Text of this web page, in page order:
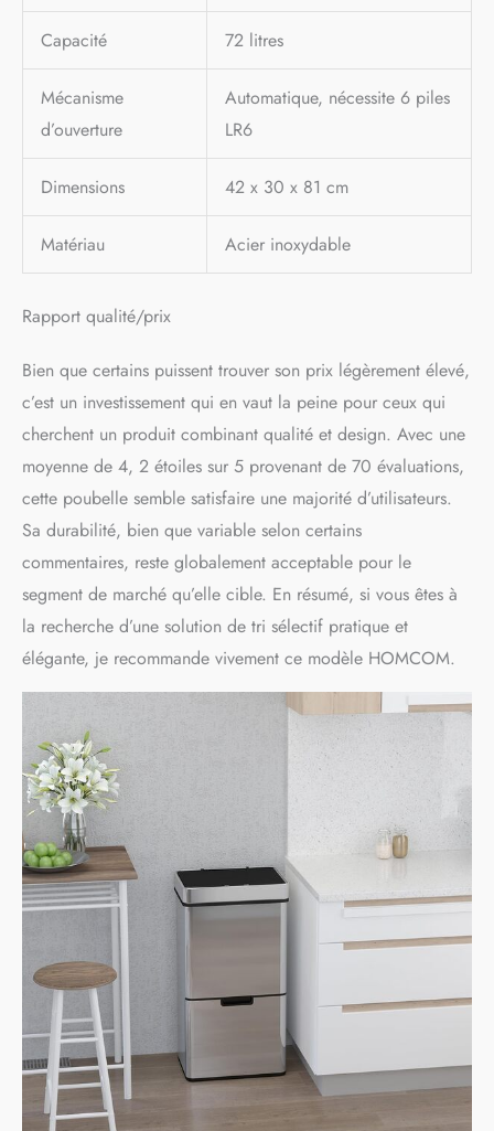
Capacité 72 litres
Mécanisme
d’ouverture
Automatique, nécessite 6 piles
LR6
Dimensions 42 x 30 x 81 cm
Matériau Acier inoxydable
Rapport qualité/prix
Bien que certains puissent trouver son prix légèrement élevé,
c’est un investissement qui en vaut la peine pour ceux qui
cherchent un produit combinant qualité et design. Avec une
moyenne de 4, 2 étoiles sur 5 provenant de 70 évaluations,
cette poubelle semble satisfaire une majorité d’utilisateurs.
Sa durabilité, bien que variable selon certains
commentaires, reste globalement acceptable pour le
segment de marché qu’elle cible. En résumé, si vous êtes à
la recherche d’une solution de tri sélectif pratique et
élégante, je recommande vivement ce modèle HOMCOM.